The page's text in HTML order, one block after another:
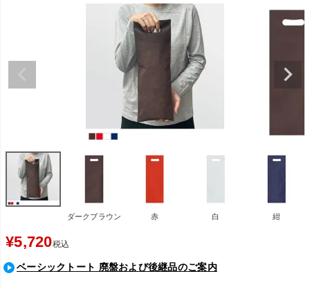
ダークブラウン 赤 白 紺
¥5,720税込
ベーシックトート 廃盤および後継品のご案内